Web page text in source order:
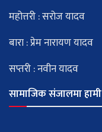
महोत्तरी : सरोज यादव
बारा : प्रेम नारायण यादव
सप्तरी : नवीन यादव
सामाजिक संजालमा हामी